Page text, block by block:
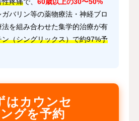
ガバリン等の薬物療法・神経ブロ
法を組み合わせた集学的治療が有
（シングリックス）で約97%予
はカウンセ
グを予約